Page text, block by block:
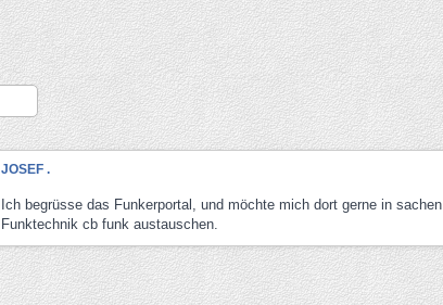
JOSEF .
Ich begrüsse das Funkerportal, und möchte mich dort gerne in sachen
Funktechnik cb funk austauschen.